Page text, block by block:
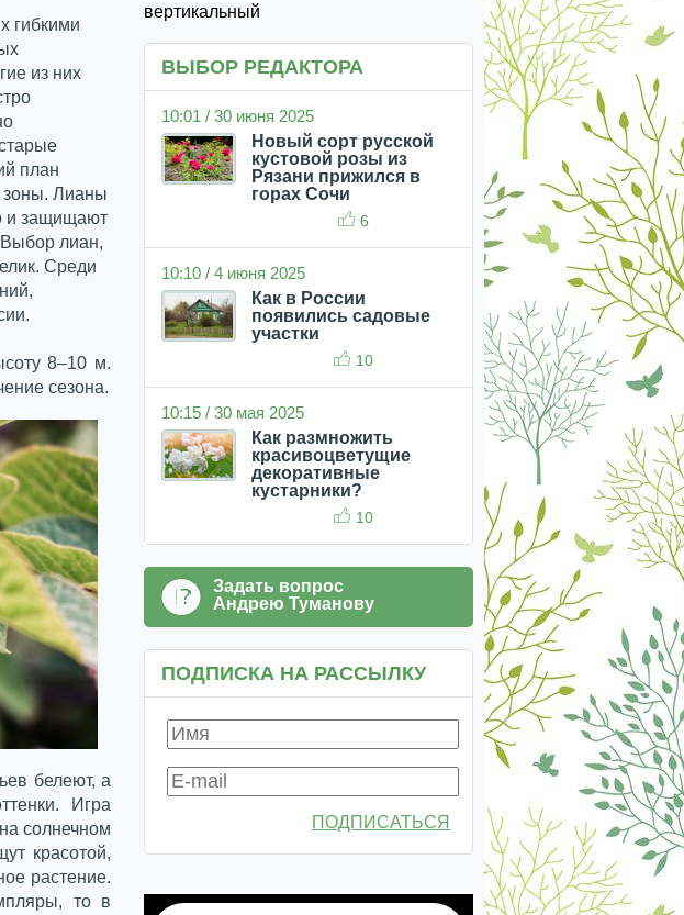
гибкими
из них
план
зоны. Лианы
и защищают
Выбор лиан,
Среди
8–10 м.
сезона.
белеют, а
Игра
солнечном
красотой,
растение.
то в
вертикальный
ВЫБОР РЕДАКТОРА
10:01 / 30 июня 2025
Новый сорт русской
кустовой розы из
Рязани прижился в
горах Сочи
6
10:10 / 4 июня 2025
Как в России
появились садовые
участки
10
10:15 / 30 мая 2025
Как размножить
красивоцветущие
декоративные
кустарники?
10
Задать вопрос
Андрею Туманову
ПОДПИСКА НА РАССЫЛКУ
ПОДПИСАТЬСЯ